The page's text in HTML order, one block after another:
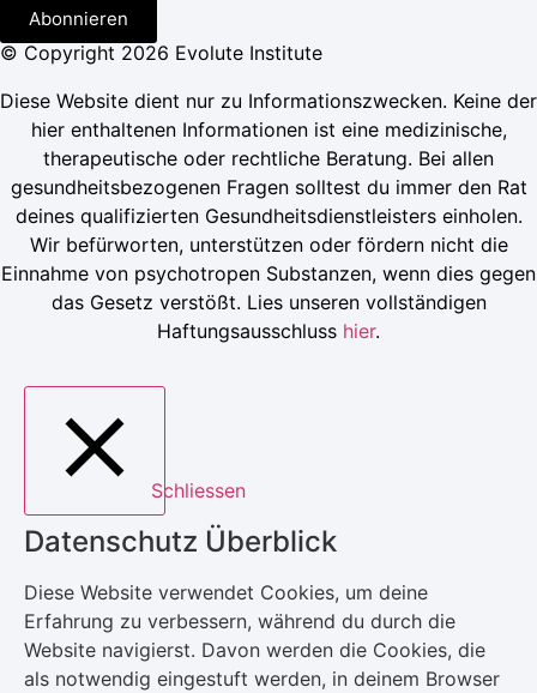
Abonnieren
© Copyright 2026 Evolute Institute
Diese Website dient nur zu Informationszwecken. Keine der
hier enthaltenen Informationen ist eine medizinische,
therapeutische oder rechtliche Beratung. Bei allen
gesundheitsbezogenen Fragen solltest du immer den Rat
deines qualifizierten Gesundheitsdienstleisters einholen.
Wir befürworten, unterstützen oder fördern nicht die
Einnahme von psychotropen Substanzen, wenn dies gegen
das Gesetz verstößt. Lies unseren vollständigen
Haftungsausschluss hier.
Schliessen
Datenschutz Überblick
Diese Website verwendet Cookies, um deine
Erfahrung zu verbessern, während du durch die
Website navigierst. Davon werden die Cookies, die
als notwendig eingestuft werden, in deinem Browser